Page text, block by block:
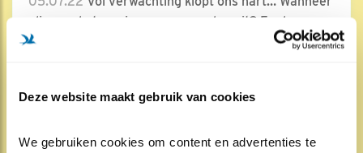
Deze website maakt gebruik van cookies
We gebruiken cookies om content en advertenties te
vliegen de twee jonge zeearenden uit? En doen..
Door Merel Zweemer